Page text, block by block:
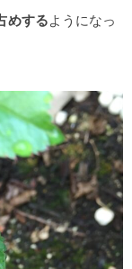
めするようになっ